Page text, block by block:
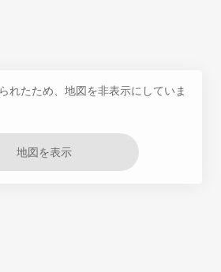
れたため、地図を非表示にしていま
地図を表示